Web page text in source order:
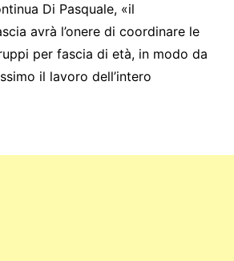
Di Pasquale, «il
avrà l’onere di coordinare le
per fascia di età, in modo da
il lavoro dell’intero